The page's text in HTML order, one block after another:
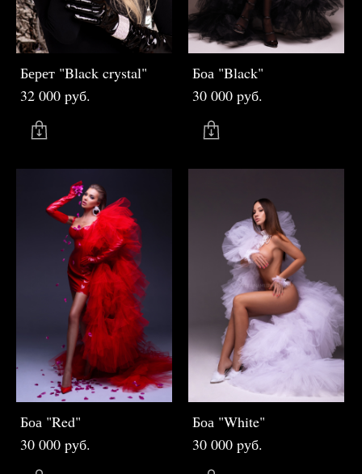
Берет "Black crystal"
32 000 pуб.
Боа "Black"
30 000 pуб.
Боа "Red"
30 000 pуб.
Боа "White"
30 000 pуб.